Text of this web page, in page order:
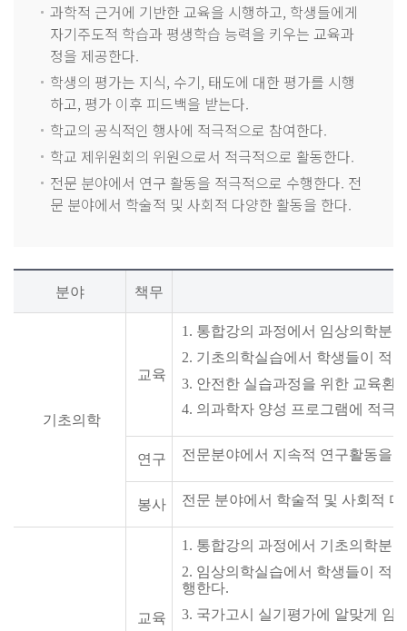
과학적 근거에 기반한 교육을 시행하고, 학생들에게
자기주도적 학습과 평생학습 능력을 키우는 교육과
정을 제공한다.
학생의 평가는 지식, 수기, 태도에 대한 평가를 시행
하고, 평가 이후 피드백을 받는다.
학교의 공식적인 행사에 적극적으로 참여한다.
학교 제위원회의 위원으로서 적극적으로 활동한다.
전문 분야에서 연구 활동을 적극적으로 수행한다. 전
문 분야에서 학술적 및 사회적 다양한 활동을 한다.
분야 책무
기초의학
교육
1. 통합강의 과정에서 임상의학분
2. 기초의학실습에서 학생들이 적
3. 안전한 실습과정을 위한 교육환
4. 의과학자 양성 프로그램에 적극
연구 전문분야에서 지속적 연구활동을
봉사 전문 분야에서 학술적 및 사회적
교육
1. 통합강의 과정에서 기초의학분
2. 임상의학실습에서 학생들이 적
행한다.
3. 국가고시 실기평가에 알맞게 임